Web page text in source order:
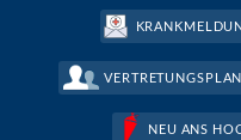
VERTRETUNGSPLAN
NEU ANS